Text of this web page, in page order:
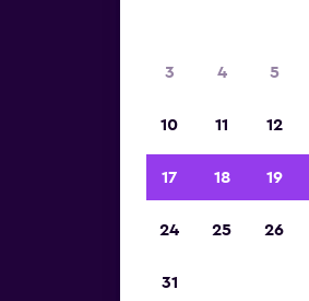
3 4 5
10 11 12
17 18 19
24 25 26
31